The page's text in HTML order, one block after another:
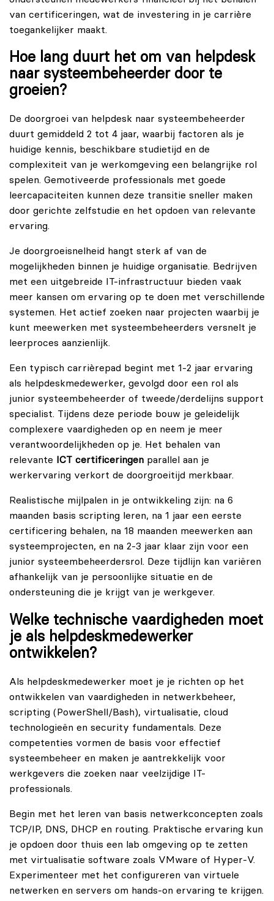
van certificeringen, wat de investering in je carrière
toegankelijker maakt.
Hoe lang duurt het om van helpdesk
naar systeembeheerder door te
groeien?
De doorgroei van helpdesk naar systeembeheerder
duurt gemiddeld 2 tot 4 jaar, waarbij factoren als je
huidige kennis, beschikbare studietijd en de
complexiteit van je werkomgeving een belangrijke rol
spelen. Gemotiveerde professionals met goede
leercapaciteiten kunnen deze transitie sneller maken
door gerichte zelfstudie en het opdoen van relevante
ervaring.
Je doorgroeisnelheid hangt sterk af van de
mogelijkheden binnen je huidige organisatie. Bedrijven
met een uitgebreide IT-infrastructuur bieden vaak
meer kansen om ervaring op te doen met verschillende
systemen. Het actief zoeken naar projecten waarbij je
kunt meewerken met systeembeheerders versnelt je
leerproces aanzienlijk.
Een typisch carrièrepad begint met 1-2 jaar ervaring
als helpdeskmedewerker, gevolgd door een rol als
junior systeembeheerder of tweede/derdelijns support
specialist. Tijdens deze periode bouw je geleidelijk
complexere vaardigheden op en neem je meer
verantwoordelijkheden op je. Het behalen van
relevante
ICT certificeringen parallel aan je
werkervaring verkort de doorgroeitijd merkbaar.
Realistische mijlpalen in je ontwikkeling zijn: na 6
maanden basis scripting leren, na 1 jaar een eerste
certificering behalen, na 18 maanden meewerken aan
systeemprojecten, en na 2-3 jaar klaar zijn voor een
junior systeembeheerdersrol. Deze tijdlijn kan variëren
afhankelijk van je persoonlijke situatie en de
ondersteuning die je krijgt van je werkgever.
Welke technische vaardigheden moet
je als helpdeskmedewerker
ontwikkelen?
Als helpdeskmedewerker moet je je richten op het
ontwikkelen van vaardigheden in netwerkbeheer,
scripting (PowerShell/Bash), virtualisatie, cloud
technologieën en security fundamentals. Deze
competenties vormen de basis voor effectief
systeembeheer en maken je aantrekkelijk voor
werkgevers die zoeken naar veelzijdige IT-
professionals.
Begin met het leren van basis netwerkconcepten zoals
TCP/IP, DNS, DHCP en routing. Praktische ervaring kun
je opdoen door thuis een lab omgeving op te zetten
met virtualisatie software zoals VMware of Hyper-V.
Experimenteer met het configureren van virtuele
netwerken en servers om hands-on ervaring te krijgen.